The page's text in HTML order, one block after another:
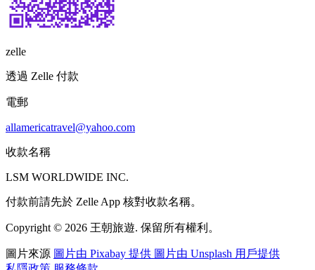
zelle
透過 Zelle 付款
電郵
allamericatravel@yahoo.com
收款名稱
LSM WORLDWIDE INC.
付款前請先於 Zelle App 核對收款名稱。
Copyright © 2026 王朝旅遊. 保留所有權利。
圖片來源 圖片由 Pixabay 提供 圖片由 Unsplash 用戶提供